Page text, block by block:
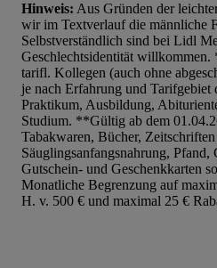
Hinweis: Aus Gründen der
wir im Textverlauf die männliche
Selbstverständlich sind bei Lidl
Geschlechtsidentität
tarifl. Kollegen (auch ohne
je nach Erfahrung und
Praktikum, Ausbildung,
Studium. **Gültig ab dem
Tabakwaren, Bücher,
Säuglingsanfangsnahrung,
Gutschein- und Geschenkkarten
Monatliche Begrenzung auf
H. v. 500 € und maximal 25 €